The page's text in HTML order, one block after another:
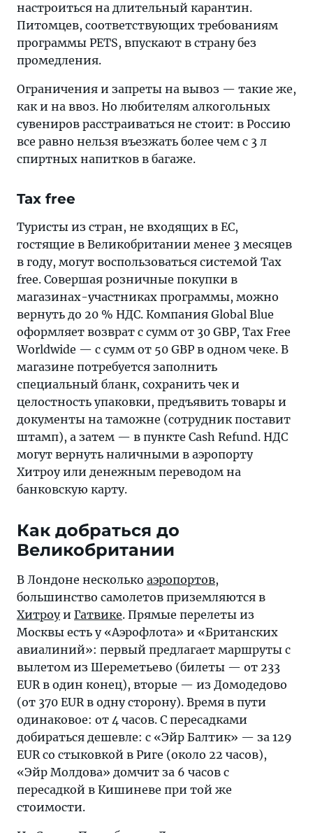
настроиться на длительный карантин.
Питомцев, соответствующих требованиям
программы PETS, впускают в страну без
промедления.
Ограничения и запреты на вывоз — такие же,
как и на ввоз. Но любителям алкогольных
сувениров расстраиваться не стоит: в Россию
все равно нельзя въезжать более чем с 3 л
спиртных напитков в багаже.
Tax free
Туристы из стран, не входящих в ЕС,
гостящие в Великобритании менее 3 месяцев
в году, могут воспользоваться системой Tax
free. Совершая розничные покупки в
магазинах-участниках программы, можно
вернуть до 20 % НДС. Компания Global Blue
оформляет возврат с сумм от 30 GBP, Tax Free
Worldwide — с сумм от 50 GBP в одном чеке. В
магазине потребуется заполнить
специальный бланк, сохранить чек и
целостность упаковки, предъявить товары и
документы на таможне (сотрудник поставит
штамп), а затем — в пункте Cash Refund. НДС
могут вернуть наличными в аэропорту
Хитроу или денежным переводом на
банковскую карту.
Как добраться до
Великобритании
В Лондоне несколько аэропортов,
большинство самолетов приземляются в
Хитроуи Гатвике. Прямые перелеты из
Москвы есть у «Аэрофлота» и «Британских
авиалиний»: первый предлагает маршруты с
вылетом из Шереметьево (билеты — от 233
EUR в один конец), вторые — из Домодедово
(от 370 EUR в одну сторону). Время в пути
одинаковое: от 4 часов. С пересадками
добираться дешевле: с «Эйр Балтик» — за 129
EUR со стыковкой в Риге (около 22 часов),
«Эйр Молдова» домчит за 6 часов с
пересадкой в Кишиневе при той же
стоимости.